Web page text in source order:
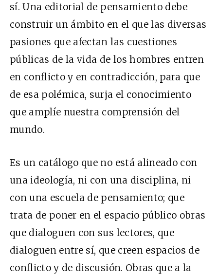
sí. Una editorial de pensamiento debe
construir un ámbito en el que las diversas
pasiones que afectan las cuestiones
públicas de la vida de los hombres entren
en conflicto y en contradicción, para que
de esa polémica, surja el conocimiento
que amplíe nuestra comprensión del
mundo.
Es un catálogo que no está alineado con
una ideología, ni con una disciplina, ni
con una escuela de pensamiento; que
trata de poner en el espacio público obras
que dialoguen con sus lectores, que
dialoguen entre sí, que creen espacios de
conflicto y de discusión. Obras que a la